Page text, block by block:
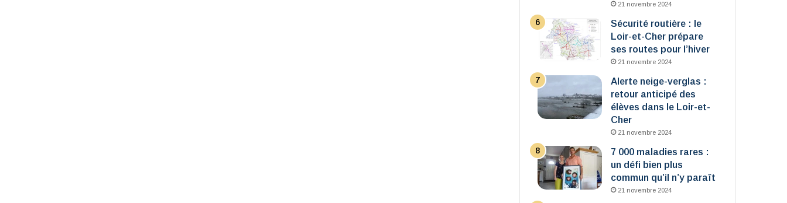
21 novembre 2024
Sécurité routière : le
Loir-et-Cher prépare
ses routes pour l’hiver
21 novembre 2024
Alerte neige-verglas :
retour anticipé des
élèves dans le Loir-et-
Cher
21 novembre 2024
7 000 maladies rares :
un défi bien plus
commun qu’il n’y paraît
21 novembre 2024